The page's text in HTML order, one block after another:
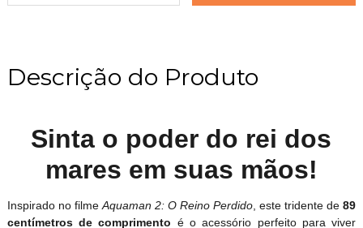
Descrição do Produto
Sinta o poder do rei dos
mares em suas mãos!
Inspirado no filmeAquaman 2: O Reino Perdido, este tridente de89
centímetros de comprimento é o acessório perfeito para viver